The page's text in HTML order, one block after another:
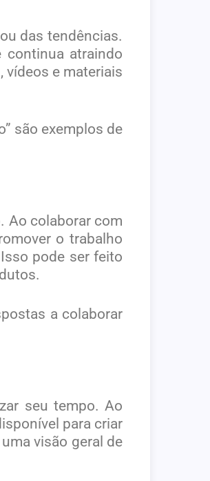
das tendências.
continua atraindo
vídeos e materiais
são exemplos de
Ao colaborar com
o trabalho
pode ser feito
a colaborar
seu tempo. Ao
para criar
visão geral de